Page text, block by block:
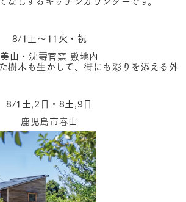
8/1土〜11火・祝
美山・沈壽官窯 敷地内
8/1土,2日・8土,9日
鹿児島市春山